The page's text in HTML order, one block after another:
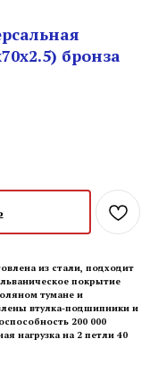
бронза
из стали, подходит
покрытие
тумане и
втулка-подшипники и
200 000
нагрузка на 2 петли 40